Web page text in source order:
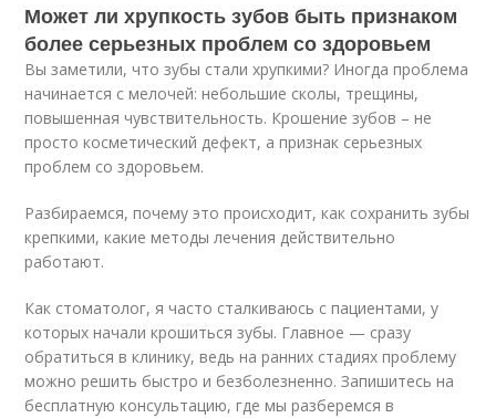
Может ли хрупкость зубов быть признаком
более серьезных проблем со здоровьем
Вы заметили, что зубы стали хрупкими? Иногда проблема
начинается с мелочей: небольшие сколы, трещины,
повышенная чувствительность. Крошение зубов – не
просто косметический дефект, а признак серьезных
проблем со здоровьем.
Разбираемся, почему это происходит, как сохранить зубы
крепкими, какие методы лечения действительно
работают.
Как стоматолог, я часто сталкиваюсь с пациентами, у
которых начали крошиться зубы. Главное — сразу
обратиться в клинику, ведь на ранних стадиях проблему
можно решить быстро и безболезненно. Запишитесь на
бесплатную консультацию, где мы разберемся в